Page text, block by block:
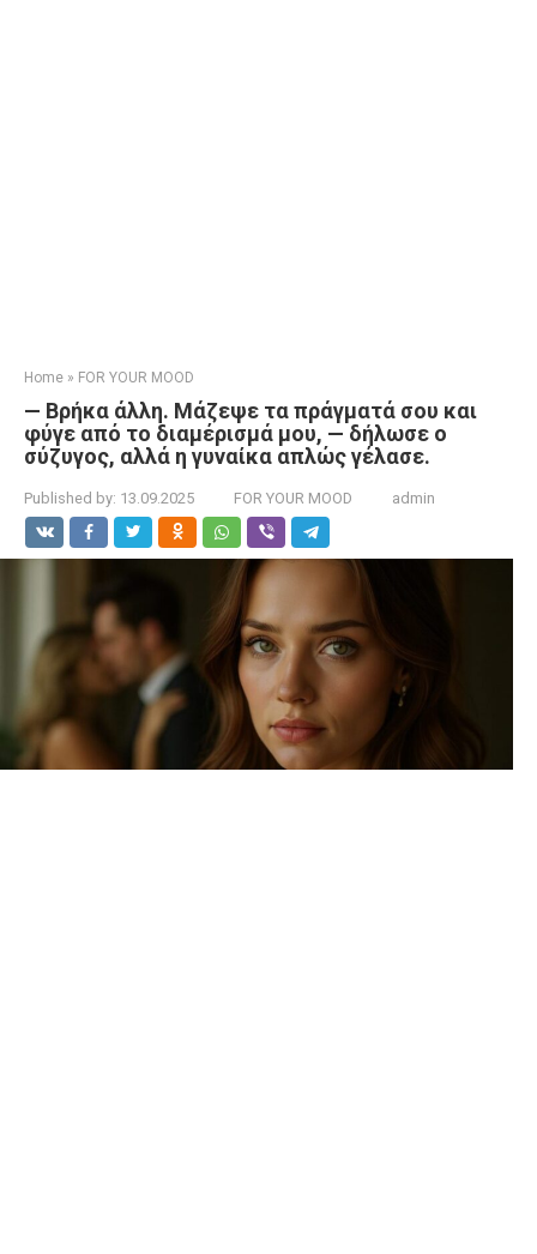
Home » FOR YOUR MOOD
— Βρήκα άλλη. Μάζεψε τα πράγματά σου και
φύγε από το διαμέρισμά μου, — δήλωσε ο
σύζυγος, αλλά η γυναίκα απλώς γέλασε.
Published by: 13.09.2025 FOR YOUR MOOD admin